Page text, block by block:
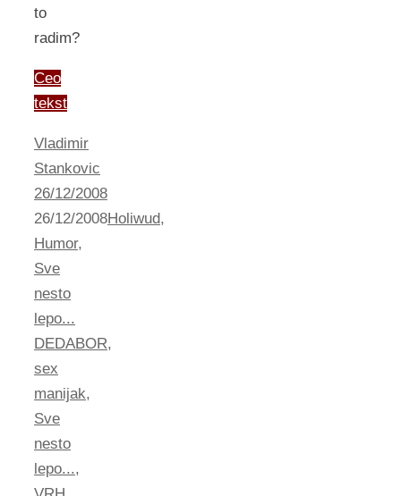
to
radim?
Ceo
tekst
Vladimir
Stankovic
26/12/2008
26/12/2008Holiwud,
Humor,
Sve
nesto
lepo...
DEDABOR,
sex
manijak,
Sve
nesto
lepo...,